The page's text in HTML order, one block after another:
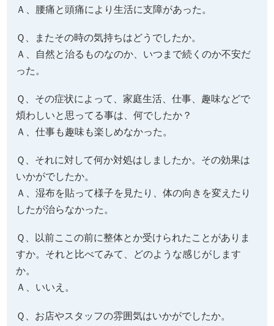
Ａ、腰痛と頭痛により生活に支障があった。
Ｑ、またその時の気持ちはどうでしたか。
Ａ、自然と治るものなのか、いつまで続くのか不安だ
った。
Ｑ、その症状によって、家庭生活、仕事、趣味などで
煩わしいと思ってる事は、何でしたか？
Ａ、仕事も趣味も楽しめなかった。
Ｑ、それに対して何か対処はしましたか。その効果は
いかがでしたか。
Ａ、湿布を貼って様子を見たり、体の向きを変えたり
したが治らなかった。
Ｑ、以前ここの前に整体とか受けられたことがありま
すか。それと比べてみて、どのような感じがします
か。
Ａ、いいえ。
Ｑ、お店やスタッフの雰囲気はいかがでしたか。